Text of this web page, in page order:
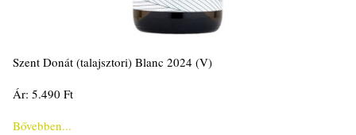
Szent Donát (talajsztori) Blanc 2024 (V)
Ár: 5.490 Ft
Bővebben...